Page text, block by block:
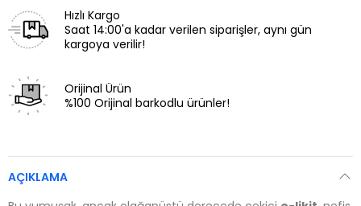
Hızlı Kargo
Saat 14:00'a kadar verilen siparişler, aynı gün
kargoya verilir!
Orijinal Ürün
%100 Orijinal barkodlu ürünler!
AÇIKLAMA